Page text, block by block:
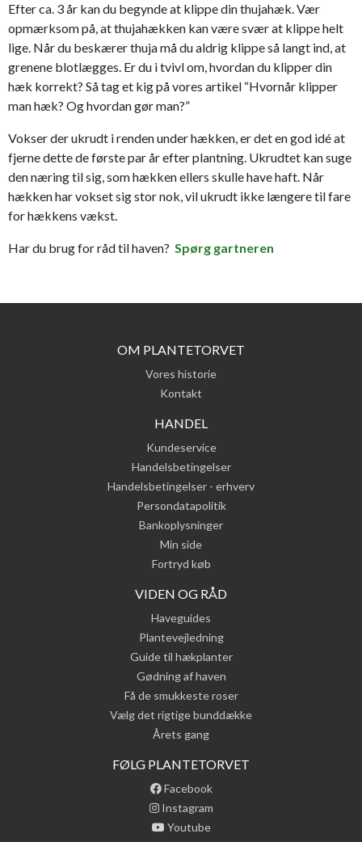
Efter ca. 3 år kan du begynde at klippe din thujahæk. Vær
opmærksom på, at thujahækken kan være svær at klippe helt
lige. Når du beskærer thuja må du aldrig klippe så langt ind, at
grenene blotlægges. Er du i tvivl om, hvordan du klipper din
hæk korrekt? Så tag et kig på vores artikel “Hvornår klipper
man hæk? Og hvordan gør man?”
Vokser der ukrudt i renden under hækken, er det en god idé at
fjerne dette de første par år efter plantning. Ukrudtet kan suge
den næring til sig, som hækken ellers skulle have haft. Når
hækken har vokset sig stor nok, vil ukrudt ikke længere til fare
for hækkens vækst.
Har du brug for råd til haven? Spørg gartneren
OM PLANTETORVET
Vores historie
Kontakt
HANDEL
Kundeservice
Handelsbetingelser
Handelsbetingelser - erhverv
Persondatapolitik
Bankoplysninger
Min side
Fortryd køb
VIDEN OG RÅD
Haveguides
Plantevejledning
Guide til hækplanter
Gødning af haven
Få de smukkeste roser
Vælg det rigtige bunddække
Årets gang
FØLG PLANTETORVET
Facebook
Instagram
Youtube